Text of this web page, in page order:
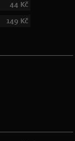
44 Kč
149 Kč